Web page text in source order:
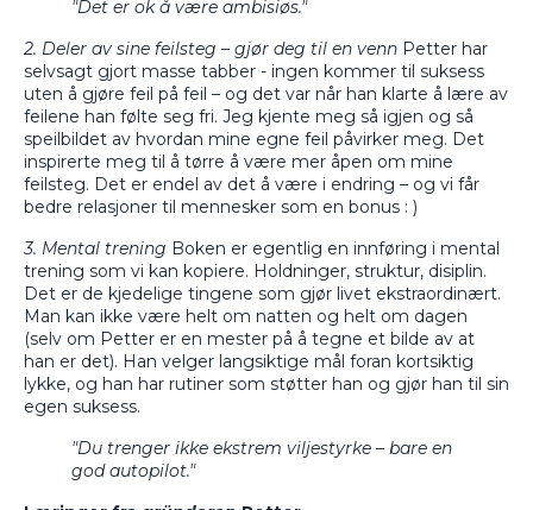
"Det er ok å være ambisiøs."
2. Deler av sine feilsteg – gjør deg til en venn Petter har
selvsagt gjort masse tabber - ingen kommer til suksess
uten å gjøre feil på feil – og det var når han klarte å lære av
feilene han følte seg fri. Jeg kjente meg så igjen og så
speilbildet av hvordan mine egne feil påvirker meg. Det
inspirerte meg til å tørre å være mer åpen om mine
feilsteg. Det er endel av det å være i endring – og vi får
bedre relasjoner til mennesker som en bonus : )
3. Mental trening Boken er egentlig en innføring i mental
trening som vi kan kopiere. Holdninger, struktur, disiplin.
Det er de kjedelige tingene som gjør livet ekstraordinært.
Man kan ikke være helt om natten og helt om dagen
(selv om Petter er en mester på å tegne et bilde av at
han er det). Han velger langsiktige mål foran kortsiktig
lykke, og han har rutiner som støtter han og gjør han til sin
egen suksess.
"Du trenger ikke ekstrem viljestyrke – bare en
god autopilot."